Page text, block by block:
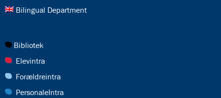
26.0:
Bilingual Department
27.0:
Bibliotek
28.0:
Elevintra
29.0:
Forældreintra
30.0:
PersonaleIntra